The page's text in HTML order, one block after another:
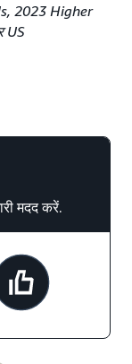
2023 Higher
US
मदद करें.